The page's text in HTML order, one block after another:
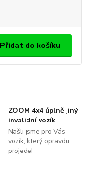
Přidat do košíku
ZOOM 4x4 úplně jiný
invalidní vozík
Našli jsme pro Vás
vozík, který opravdu
projede!